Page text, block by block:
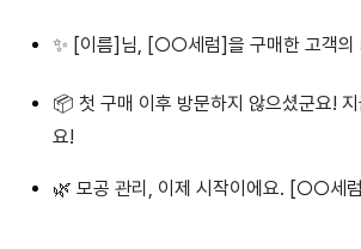
✨ [이름]님, [○○세럼]을 구매한 고객
📦 첫 구매 이후 방문하지 않으셨군요!
요!
🌿 모공 관리, 이제 시작이에요. [○○세